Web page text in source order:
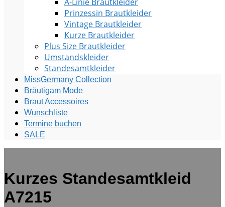
Prinzessin Brautkleider
Vintage Brautkleider
Kurze Brautkleider
Plus Size Brautkleider
Umstandskleider
Standesamtkleider
MissGermany Collection
Bräutigam Mode
Braut Accessoires
Wunschliste
Termine buchen
SALE
Kurzes Standesamtkleid
A7215